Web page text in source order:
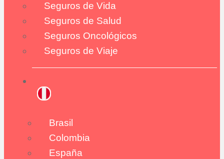
Seguros de Vida
Seguros de Salud
Seguros Oncológicos
Seguros de Viaje
Brasil
Colombia
España